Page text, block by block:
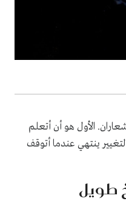
الأول هو أن أتعلم
ينتهي عندما أتوقف
طويل